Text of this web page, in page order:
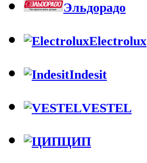
Эльдорадо
Electrolux
Indesit
VESTEL
ЦИП